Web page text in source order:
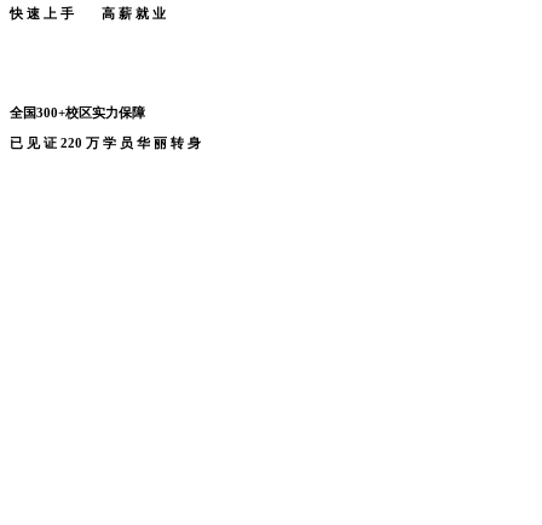
快 速 上 手 高 薪 就 业
全国300+校区实力保障
已 见 证 220 万 学 员 华 丽 转 身